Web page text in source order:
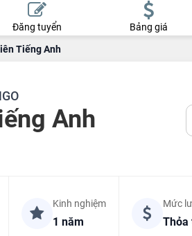
Đăng tuyển Bảng giá
Tiếng Anh
Anh
Kinh nghiệm
1 năm
Mức
Thỏa